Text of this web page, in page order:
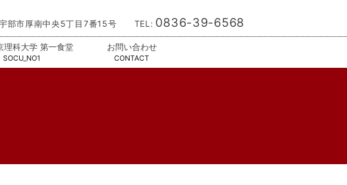
部市厚南中央5丁目7番15号 TEL: 0836-39-6568
理科大学 第一食堂
SOCU_NO1
お問い合わせ
CONTACT